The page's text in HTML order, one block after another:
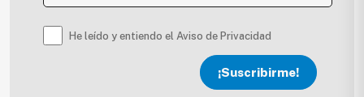
He leído y entiendo el Aviso de Privacidad
¡Suscribirme!